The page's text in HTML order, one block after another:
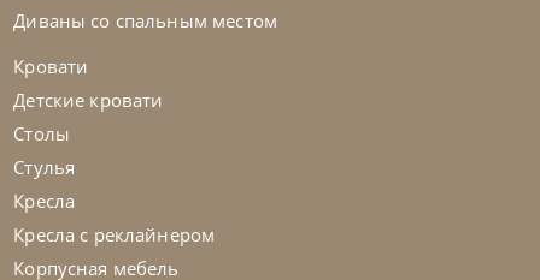
Диваны со спальным местом
Кровати
Детские кровати
Столы
Стулья
Кресла
Кресла с реклайнером
Корпусная мебель